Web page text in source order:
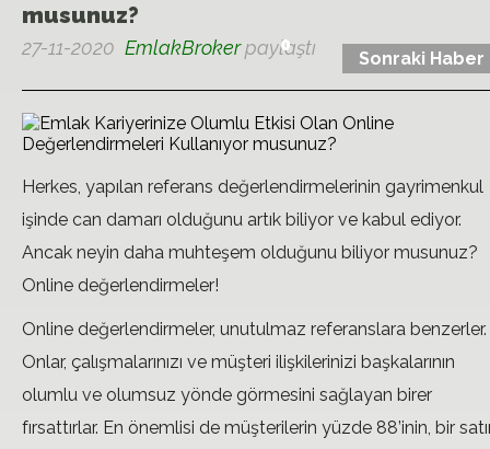
musunuz?
27-11-2020 EmlakBrokerpaylaştı
0
Sonraki Haber
Herkes, yapılan referans değerlendirmelerinin gayrimenkul
işinde can damarı olduğunu artık biliyor ve kabul ediyor.
Ancak neyin daha muhteşem olduğunu biliyor musunuz?
Online değerlendirmeler!
Online değerlendirmeler, unutulmaz referanslara benzerler.
Onlar, çalışmalarınızı ve müşteri ilişkilerinizi başkalarının
olumlu ve olumsuz yönde görmesini sağlayan birer
fırsattırlar. En önemlisi de müşterilerin yüzde 88’inin, bir